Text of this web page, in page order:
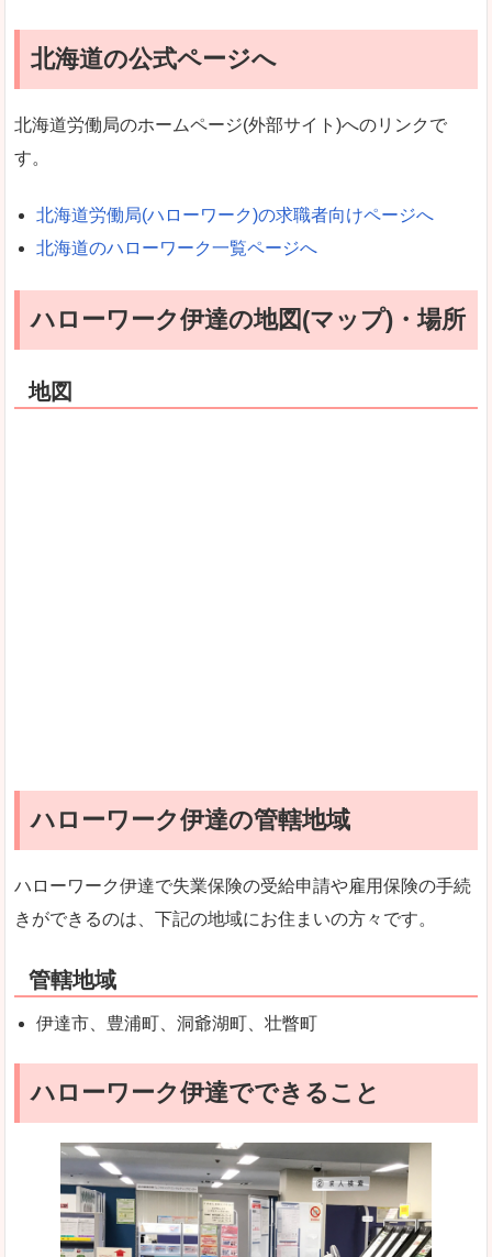
北海道の公式ページへ
北海道労働局のホームページ(外部サイト)へのリンクで
す。
北海道労働局(ハローワーク)の求職者向けページへ
北海道のハローワーク一覧ページへ
ハローワーク伊達の地図(マップ)・場所
地図
ハローワーク伊達の管轄地域
ハローワーク伊達で失業保険の受給申請や雇用保険の手続
きができるのは、下記の地域にお住まいの方々です。
管轄地域
伊達市、豊浦町、洞爺湖町、壮瞥町
ハローワーク伊達でできること